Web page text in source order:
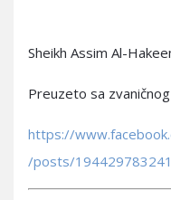
Sheikh Assim Al-
Preuzeto sa
https://
/posts/